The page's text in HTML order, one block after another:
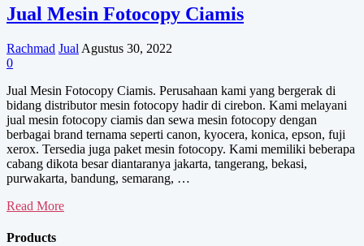
Mesin
Fotocopy
Jual Mesin Fotocopy Ciamis
Rachmad Jual Agustus 30, 2022
0
Jual Mesin Fotocopy Ciamis. Perusahaan kami yang bergerak di
bidang distributor mesin fotocopy hadir di cirebon. Kami melayani
jual mesin fotocopy ciamis dan sewa mesin fotocopy dengan
berbagai brand ternama seperti canon, kyocera, konica, epson, fuji
xerox. Tersedia juga paket mesin fotocopy. Kami memiliki beberapa
cabang dikota besar diantaranya jakarta, tangerang, bekasi,
purwakarta, bandung, semarang, …
Jual
Fotocopy
Read More
Products